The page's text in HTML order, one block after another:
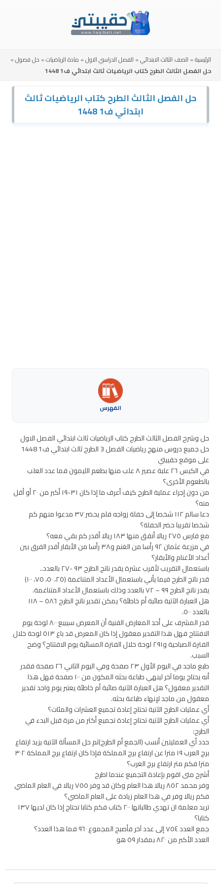
الرئيسية» الصف الثالث الابتدائي» الفصل الدراسي الاول» مادة الرياضيات» حل فصول»
حل الفصل الثالث الطرح كتاب الرياضيات ثالث ابتدائي ف1 1448
حل الفصل الثالث الطرح كتاب الرياضيات ثالث
ابتدائي ف1 1448
الفهرس
حل وشرح الفصل الثالث الطرح كتاب الرياضيات ثالث ابتدائي الفصل الاول
حل جميع دروس منهج رياضيات الفصل 3 الطرح ثالث ابتدائي ف1 1448
على موقع حقيبتي
في الكيس ٢٦ علبة عصير ٨ علب منها بطعم الليمون فما عدد العلب
بالطعوم الأخرى؟
من دون إجراء عملية الطرح كيف أعرف ما إذا كان ٣١-١٩ أكبر من ٢٠ أو أقل
منه؟
دعا سالم ١١٢ شخصا إلى حفلة زواجه فلم يحضر ٣٧ مدعوا منهم كم
شخصا تقريبا حضر الحفلة؟
مع فارس ٢٧٥ ريالا أنفق منها ١٨٣ ريالا أقدر كم بقي معه؟
في مزرعة عثمان ٩٢ رأسا من الغنم و٣٨ رأسا من الأبقار أقدر الفرق بين
أعداد الأغنام والأبقار؟
باستعمال التقريب لأقرب عشرة يقدر ناتج الطرح ٩٣ -٢٧ بالعدد..
قدر ناتج الطرح فيما يأتي باستعمال الأعداد المتناغمة (٢٥، ٥٠، ٧٥، ١٠٠)
يقدر ناتج الطرح ۹۹ – ۷۲ بالعدد وذلك باستعمال الأعداد المتناغمة.
هل العبارة الآتية صائبة أم خاطئة؟ يمكن تقدير ناتج الطرح ٥٨٦ – ١١٨
بالعدد ٥٠٠.
قدر المشرف على أحد المعارض الفنية أن المعرض سيبيع ٨٠٠ لوحة يوم
الافتتاح فهل هذا التقدير معقول إذا كان المعرض قد باع ٥١٣ لوحة خلال
الفترة الصباحية و٢٩١ لوحة خلال الفترة المسائية يوم الافتتاح؟ وضح
السبب.
طبع ماجد في اليوم الأول ٢٣ صفحة وفي اليوم الثاني ٢٦ صفحة فقدر
أنه يحتاج يوما آخر لينهي طباعة بحثه المكون من ١٠٠ صفحة فهل هذا
التقدير معقول؟ هل العبارة الآتية صائبة أم خاطئة يعتبر يوم واحد تقدير
معقول من ماجد لإنهاء طباعة بحثه.
أي عمليات الطرح الآتية تحتاج إعادة تجميع العشرات والمئات؟
أي عمليات الطرح الآتية تحتاج إعادة تجميع أكثر من مرة قبل البدء في
الطرح:
حدد أي العمليتين أنسب (الجمع أم الطرح)ثم حل المسألة الآتية يزيد ارتفاع
برج العرب ١٩ مترا عن ارتفاع برج المملكة فإذا كان ارتفاع برج المملكة ٣٠٢
مترا فكم متر ارتفاع برج العرب؟
أشرح متى اقوم بإعادة التجميع عندما اطرح
وفر محمد ٨٥٢ ريالا هذا العام وكان قد وفر ٧٥٥ ريالا في العام الماضي
فكم ريالا وفر في هذا العام زيادة على العام الماضي؟
تريد معلمة ان تهدي طالباتها ٢٠٠ كتاب فكم كتابا تحتاج إذا كان لديها ١٣٧
كتابا؟
جمع العدد ٧٥٤ إلى عدد آخر فأصبح المجموع ٩٦٠ فما هذا العدد؟
العدد الأكبر من ٨٢٠ بمقدار ٥٩ هو